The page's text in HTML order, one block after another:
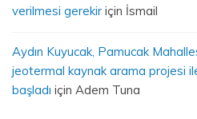
verilmesi gerekir için İsmail
Aydın Kuyucak, Pamucak
jeotermal kaynak arama projesi
başladı için Adem Tuna